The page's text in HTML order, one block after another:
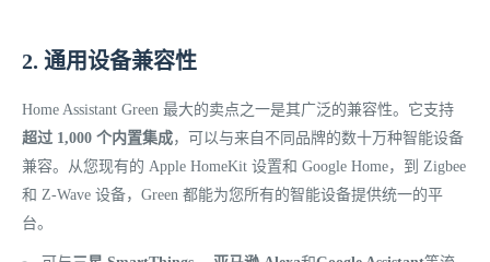
2. 通用设备兼容性
Home Assistant Green 最大的卖点之一是其广泛的兼容性。它支持
超过 1,000 个内置集成，可以与来自不同品牌的数十万种智能设备
兼容。从您现有的 Apple HomeKit 设置和 Google Home，到 Zigbee
和 Z-Wave 设备，Green 都能为您所有的智能设备提供统一的平
台。